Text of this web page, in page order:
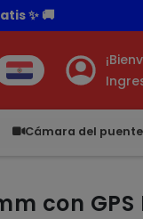
Cámara del
con